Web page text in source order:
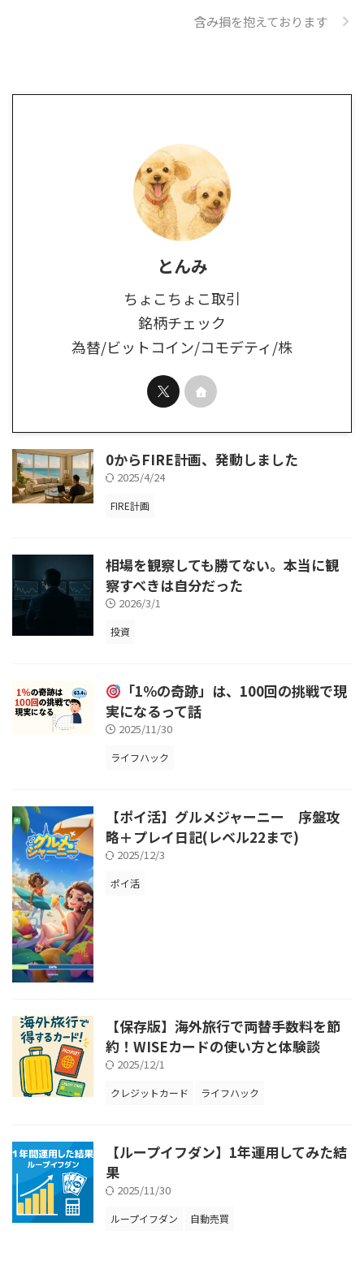
含み損を抱えております
とんみ
ちょこちょこ取引
銘柄チェック
為替/ビットコイン/コモデティ/株
0からFIRE計画、発動しました
2025/4/24
FIRE計画
相場を観察しても勝てない。本当に観
察すべきは自分だった
2026/3/1
投資
「1％の奇跡」は、100回の挑戦で現
実になるって話
2025/11/30
ライフハック
【ポイ活】グルメジャーニー 序盤攻
略＋プレイ日記(レベル22まで)
2025/12/3
ポイ活
【保存版】海外旅行で両替手数料を節
約！WISEカードの使い方と体験談
2025/12/1
クレジットカード ライフハック
【ループイフダン】1年運用してみた結
果
2025/11/30
ループイフダン 自動売買